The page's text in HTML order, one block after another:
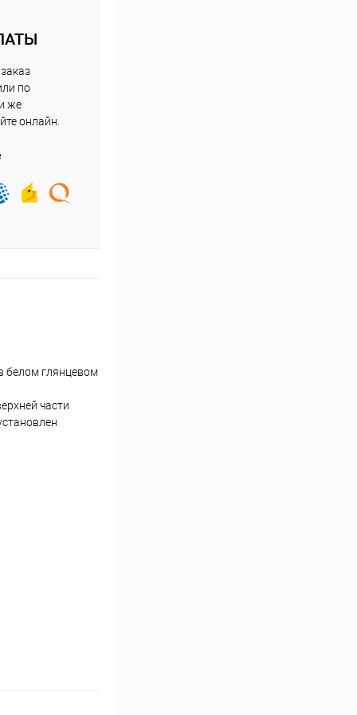
по
же
онлайн.
белом глянцевом
части